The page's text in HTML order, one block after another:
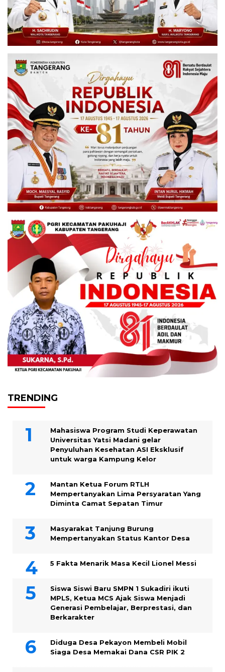
TRENDING
Mahasiswa Program Studi Keperawatan
Universitas Yatsi Madani gelar
Penyuluhan Kesehatan ASI Eksklusif
untuk warga Kampung ‎Kelor
Mantan Ketua Forum RTLH
Mempertanyakan Lima Persyaratan Yang
Diminta Camat Sepatan Timur
Masyarakat Tanjung Burung
Mempertanyakan Status Kantor Desa
5 Fakta Menarik Masa Kecil Lionel Messi
Siswa Siswi Baru SMPN 1 Sukadiri ikuti
MPLS, Ketua MCS Ajak Siswa Menjadi
Generasi Pembelajar, Berprestasi, dan
Berkarakter
Diduga Desa Pekayon Membeli Mobil
Siaga Desa Memakai Dana CSR PIK 2